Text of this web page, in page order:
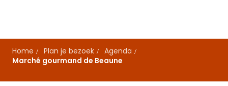
principal
Home
Plan je bezoek
Agenda
Marché gourmand de Beaune